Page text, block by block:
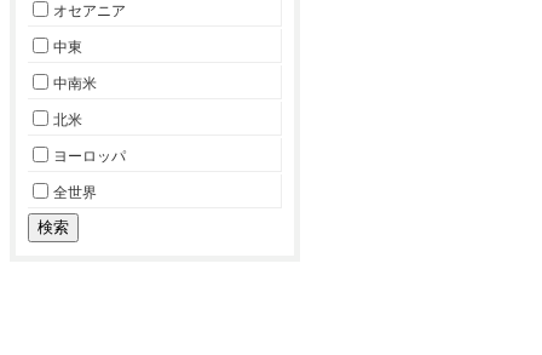
オセアニア
中東
中南米
北米
ヨーロッパ
全世界